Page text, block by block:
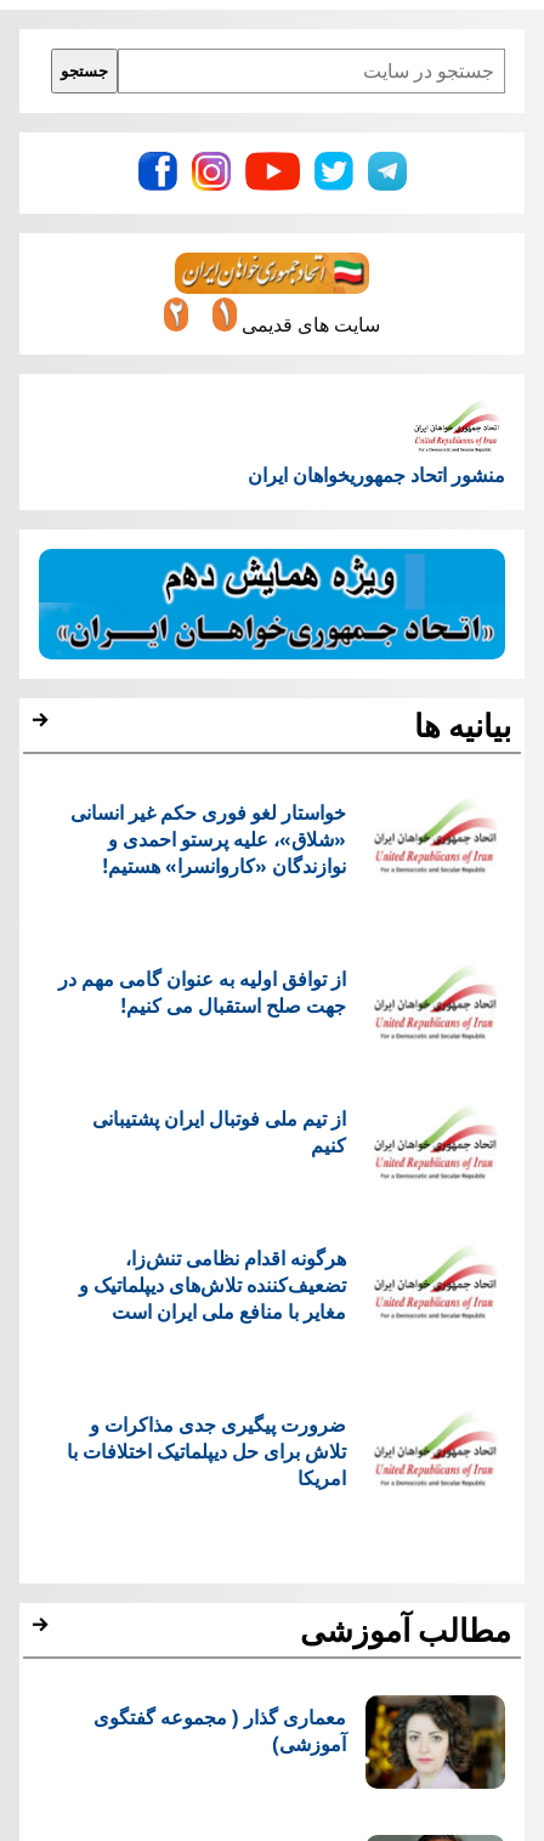
Search
جستجو
سایت های قدیمی
منشور اتحاد جمهوریخواهان ایران
بیانیه ها
خواستار لغو فوری حکم غیر انسانی
«شلاق»، علیه پرستو احمدی و
نوازندگان «کاروانسرا» هستیم!
از توافق اولیه به عنوان گامی مهم در
جهت صلح استقبال می کنیم!
از تیم ملی فوتبال ایران پشتیبانی
کنیم
هرگونه اقدام نظامی تنش‌زا،
تضعیف‌کننده تلاش‌های دیپلماتیک و
مغایر با منافع ملی ایران است
ضرورت پیگیری جدی مذاکرات و
تلاش برای حل دیپلماتیک اختلافات با
امریکا
مطالب آموزشی
معماری گذار ( مجموعه گفتگوی
آموزشی)